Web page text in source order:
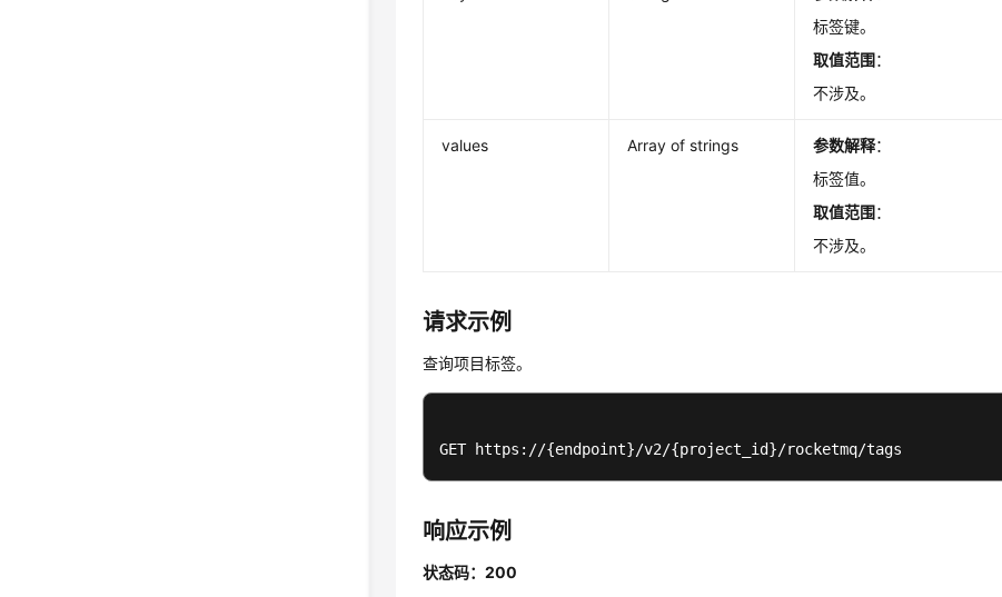
标签键。
取值范围：
不涉及。
values Array of strings 参数解释：
标签值。
取值范围：
不涉及。
请求示例
查询项目标签。
GET https://{endpoint}/v2/{project_id}/rocketmq/tags
响应示例
状态码：200